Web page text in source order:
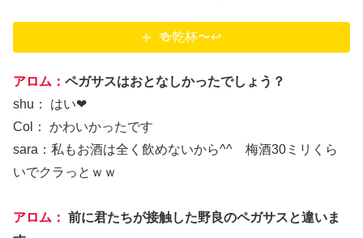
🍻乾杯〜↩
アロム： ペガサスはおとなしかったでしょう？
shu： はい❤
Col： かわいかったです
sara：私もお酒は全く飲めないから^^ 梅酒30ミリくら
いでクラっとｗｗ
アロム： 前に君たちが接触した野良のペガサスと違いま